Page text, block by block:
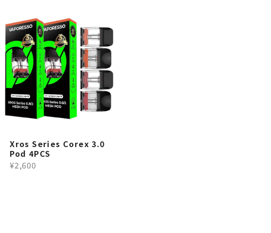
Xros Series Corex 3.0
Pod 4PCS
¥2,600